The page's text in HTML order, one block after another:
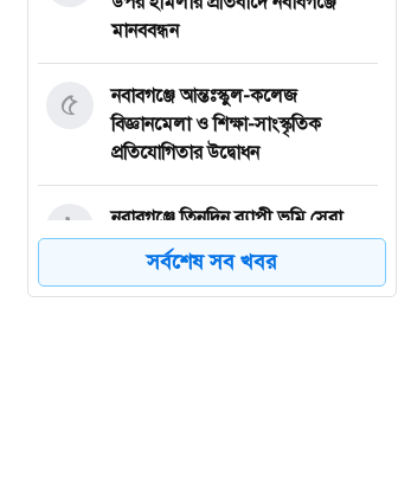
মানববন্ধন
নবাবগঞ্জে আন্তঃস্কুল-কলেজ
বিজ্ঞানমেলা ও শিক্ষা-সাংস্কৃতিক
প্রতিযোগিতার উদ্বোধন
৫
নবাবগঞ্জে তিনদিন ব্যাপী ভূমি সেবা
মেলার উদ্বোধন
৬
সর্বশেষ সব খবর